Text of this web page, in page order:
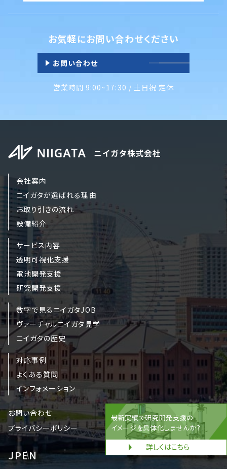
お気軽にお問い合わせください
お問い合わせ
営業時間 9:00~17:30 / 土日祝 定休
会社案内
ニイガタが選ばれる理由
お取り引きの流れ
設備紹介
サービス内容
透明可視化支援
電池開発支援
研究開発支援
数字で見るニイガタJOB
ヴァーチャルニイガタ見学
ニイガタの歴史
対応事例
よくある質問
インフォメーション
お問い合わせ
プライバシーポリシー
JPEN
最新実績で研究開発支援の
イメージを具体化しませんか？
詳しくはこちら